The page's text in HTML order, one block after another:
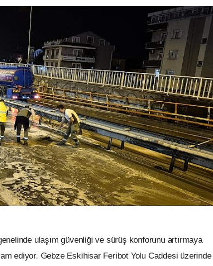
ulaşım güvenliği ve sürüş konforunu artırmaya
ediyor. Gebze Eskihisar Feribot Yolu Caddesi üzerinde